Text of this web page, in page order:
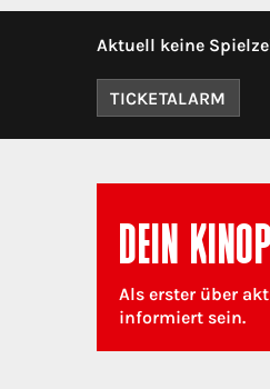
Aktuell keine
TICKETALARM
DEIN
Als erster über
informiert sein.